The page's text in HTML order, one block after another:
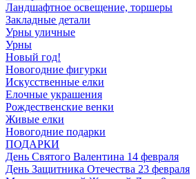
Ландшафтное освещение, торшеры
Закладные детали
Урны уличные
Урны
Новый год!
Новогодние фигурки
Искусственные елки
Елочные украшения
Рождественские венки
Живые елки
Новогодние подарки
ПОДАРКИ
День Святого Валентина 14 февраля
День Защитника Отечества 23 февраля